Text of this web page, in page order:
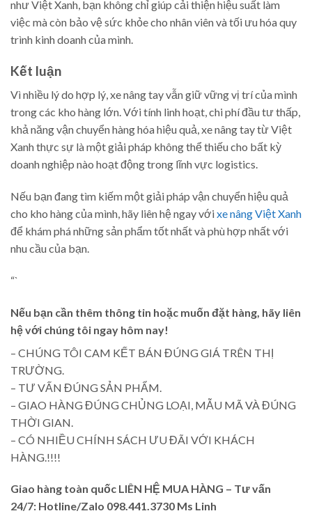
như Việt Xanh, bạn không chỉ giúp cải thiện hiệu suất làm
việc mà còn bảo vệ sức khỏe cho nhân viên và tối ưu hóa quy
trình kinh doanh của mình.
Kết luận
Vì nhiều lý do hợp lý, xe nâng tay vẫn giữ vững vị trí của mình
trong các kho hàng lớn. Với tính linh hoạt, chi phí đầu tư thấp,
khả năng vận chuyển hàng hóa hiệu quả, xe nâng tay từ Việt
Xanh thực sự là một giải pháp không thể thiếu cho bất kỳ
doanh nghiệp nào hoạt động trong lĩnh vực logistics.
Nếu bạn đang tìm kiếm một giải pháp vận chuyển hiệu quả
cho kho hàng của mình, hãy liên hệ ngay vớixe nâng Việt Xanh
để khám phá những sản phẩm tốt nhất và phù hợp nhất với
nhu cầu của bạn.
“`
Nếu bạn cần thêm thông tin hoặc muốn đặt hàng, hãy liên
hệ với chúng tôi ngay hôm nay!
– CHÚNG TÔI CAM KẾT BÁN ĐÚNG GIÁ TRÊN THỊ
TRƯỜNG.
– TƯ VẤN ĐÚNG SẢN PHẨM.
– GIAO HÀNG ĐÚNG CHỦNG LOẠI, MẪU MÃ VÀ ĐÚNG
THỜI GIAN.
– CÓ NHIỀU CHÍNH SÁCH ƯU ĐÃI VỚI KHÁCH
HÀNG.!!!!
Giao hàng toàn quốc LIÊN HỆ MUA HÀNG – Tư vấn
24/7: Hotline/Zalo 098.441.3730 Ms Linh